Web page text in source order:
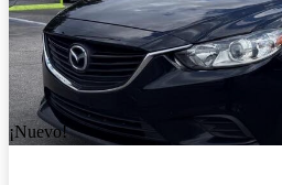
¡Nuevo!